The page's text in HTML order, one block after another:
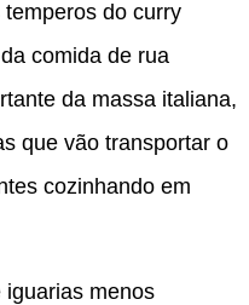
do curry
comida de rua
da massa italiana,
que vão transportar o
cozinhando em
iguarias menos